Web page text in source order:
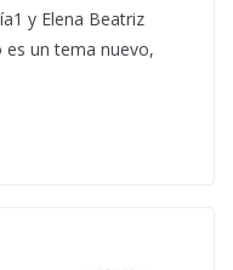
y Elena Beatriz
es un tema nuevo,